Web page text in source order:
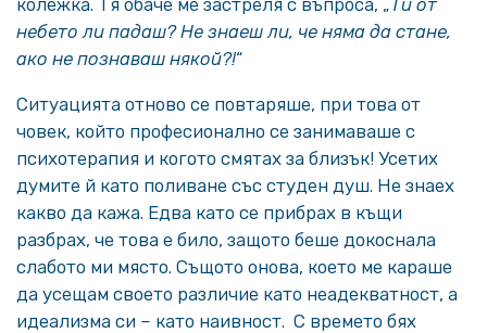
колежка. Тя обаче ме застреля с въпроса, „Ти от
небето ли падаш? Не знаеш ли, че няма да стане,
ако не познаваш някой?!“
Ситуацията отново се повтаряше, при това от
човек, който професионално се занимаваше с
психотерапия и когото смятах за близък! Усетих
думите й като поливане със студен душ. Не знаех
какво да кажа. Едва като се прибрах в къщи
разбрах, че това е било, защото беше докоснала
слабото ми място. Същото онова, което ме караше
да усещам своето различие като неадекватност, а
идеализма си – като наивност. С времето бях